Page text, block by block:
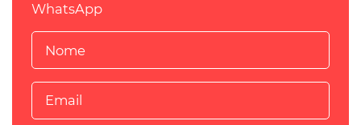
WhatsApp